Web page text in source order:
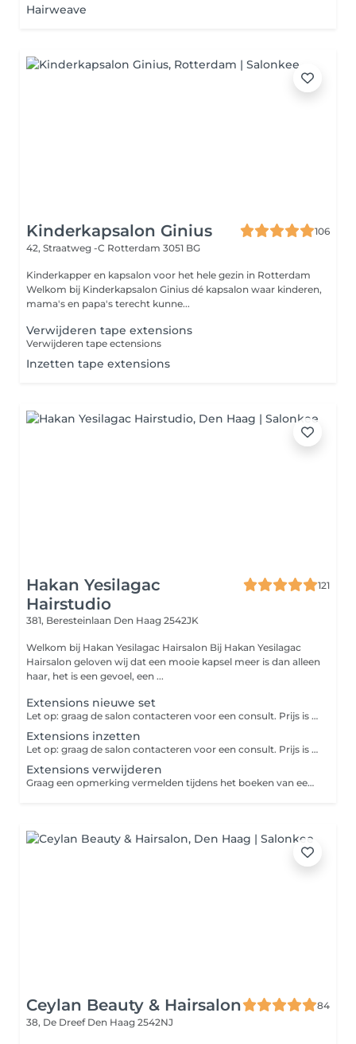
Hairweave
Kinderkapsalon Ginius
106
42, Straatweg -C Rotterdam 3051 BG
Kinderkapper en kapsalon voor het hele gezin in Rotterdam
Welkom bij Kinderkapsalon Ginius dé kapsalon waar kinderen,
mama's en papa's terecht kunne...
Verwijderen tape extensions
Verwijderen tape ectensions
Inzetten tape extensions
Hakan Yesilagac
Hairstudio
121
381, Beresteinlaan Den Haag 2542JK
Welkom bij Hakan Yesilagac Hairsalon Bij Hakan Yesilagac
Hairsalon geloven wij dat een mooie kapsel meer is dan alleen
haar, het is een gevoel, een ...
Extensions nieuwe set
Let op: graag de salon contacteren voor een consult. Prijs is volledig afhankelijk van lengte, hoeveelheid/gram, kleur en type extensions. Prijs indicatie wordt gegeven na consult en moet worden beschouwd als indicatie. Graag een opmerking vermelden tijdens het boeken van een afspraak om hoeveel stuks extensions het gaat. Algemene informatie: Nieuwe set extensions hebben wij een prijslijst voor. Verwijderen van extensions kost €0,50 per stuk. Verwijderen en inzetten van ons eigen merk kost €2,00 per stuk. Verwijderen en inzetten van haar wat u ergens anders gekocht heeft kost €2,50 per stuk.
Extensions inzetten
Let op: graag de salon contacteren voor een consult. Prijs is volledig afhankelijk van lengte, hoeveelheid/gram, kleur en type extensions. Prijs indicatie wordt gegevens na consult en moet worden beschouwd als indicatie. Graag een opmerking vermelden tijdens het boeken van een afspraak om hoeveel stuks extensions het gaat. Algemene informatie: Nieuwe set extensions hebben wij een prijslijst voor. Verwijderen van extensions kost €0,50 per stuk. Verwijderen en inzetten van ons eigen merk kost €2,00 per stuk. Verwijderen en inzetten van haar wat u ergens anders gekocht heeft kost €2,50 per stuk.
Extensions verwijderen
Graag een opmerking vermelden tijdens het boeken van een afspraak om hoeveel stuks extensions het gaat. Algemene informatie: Nieuwe set extensions hebben wij een prijslijst voor. Verwijderen van extensions kost €0,50 per stuk. Verwijderen en inzetten van ons eigen merk kost €2,00 per stuk. Verwijderen en inzetten van haar wat u ergens anders gekocht heeft kost €2,50 per stuk.
Ceylan Beauty & Hairsalon
84
38, De Dreef Den Haag 2542NJ